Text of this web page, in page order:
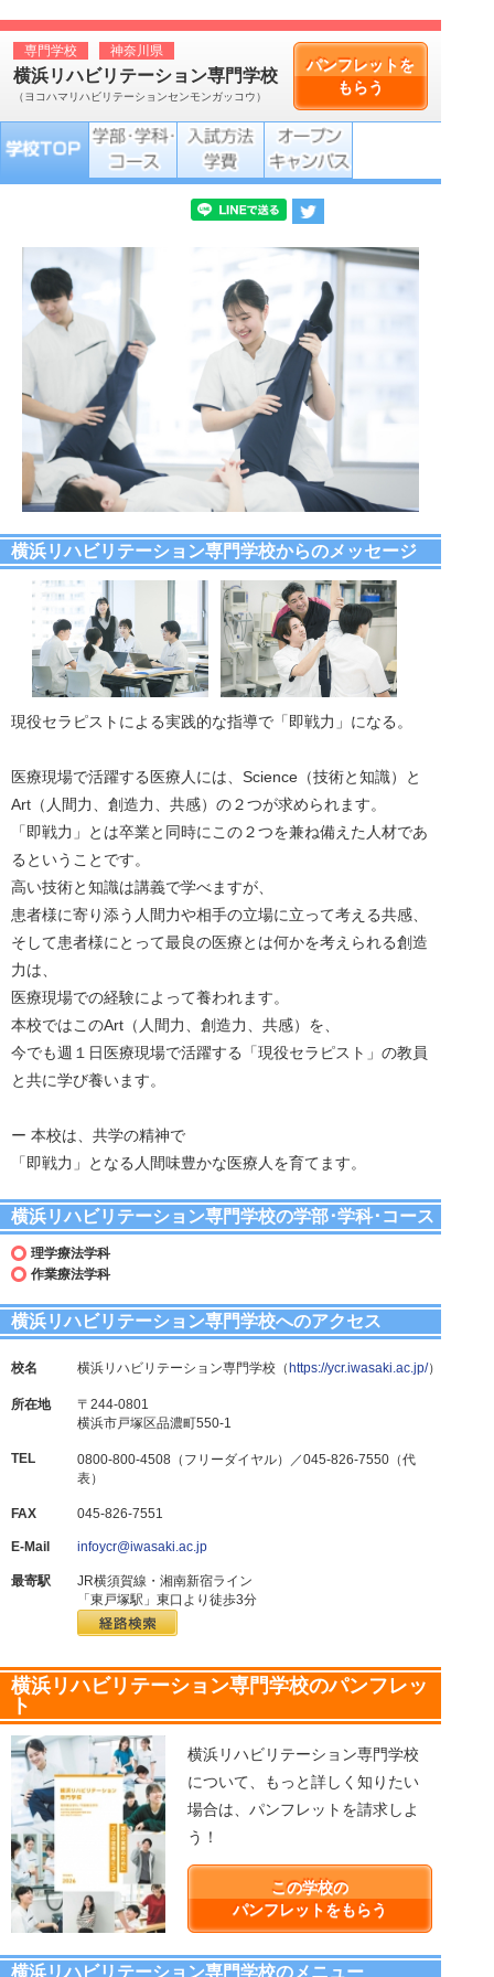
パンフレットを
もらう
専門学校 神奈川県
横浜リハビリテーション専門学校
（ヨコハマリハビリテーションセンモンガッコウ）
横浜リハビリテーション専門学校からのメッセージ
現役セラピストによる実践的な指導で「即戦力」になる。
医療現場で活躍する医療人には、Science（技術と知識）と
Art（人間力、創造力、共感）の２つが求められます。
「即戦力」とは卒業と同時にこの２つを兼ね備えた人材であ
るということです。
高い技術と知識は講義で学べますが、
患者様に寄り添う人間力や相手の立場に立って考える共感、
そして患者様にとって最良の医療とは何かを考えられる創造
力は、
医療現場での経験によって養われます。
本校ではこのArt（人間力、創造力、共感）を、
今でも週１日医療現場で活躍する「現役セラピスト」の教員
と共に学び養います。
ー 本校は、共学の精神で
「即戦力」となる人間味豊かな医療人を育てます。
横浜リハビリテーション専門学校の学部･学科･コース
理学療法学科
作業療法学科
横浜リハビリテーション専門学校へのアクセス
校名 横浜リハビリテーション専門学校（ https://ycr.iwasaki.ac.jp/）
所在地
〒244-0801
横浜市戸塚区品濃町550-1
TEL
0800-800-4508（フリーダイヤル）／045-826-7550（代
表）
FAX 045-826-7551
E-Mail infoycr@iwasaki.ac.jp
最寄駅
JR横須賀線・湘南新宿ライン
「東戸塚駅」東口より徒歩3分
横浜リハビリテーション専門学校のパンフレッ
ト
横浜リハビリテーション専門学校
について、もっと詳しく知りたい
場合は、パンフレットを請求しよ
う！
この学校の
パンフレットをもらう
横浜リハビリテーション専門学校のメニュー